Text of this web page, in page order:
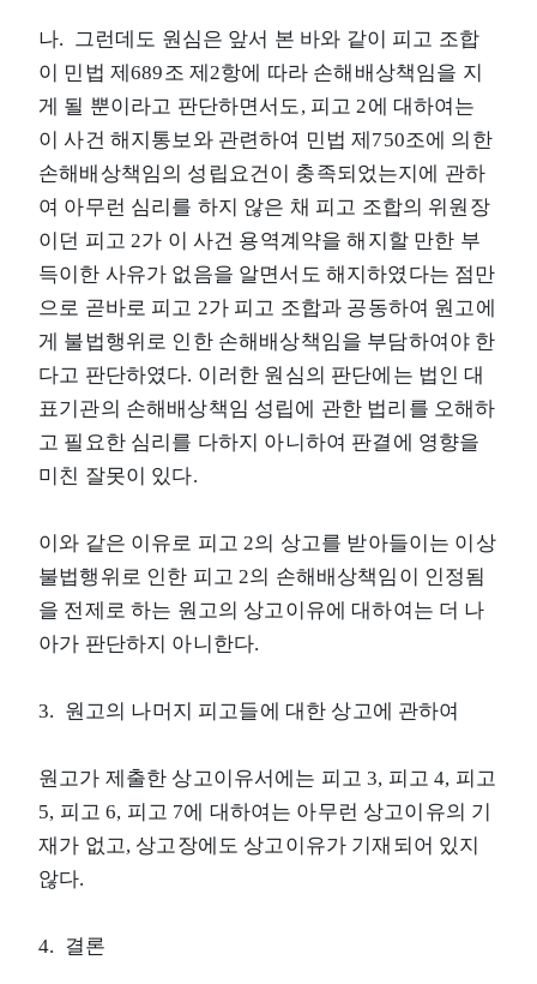
나. 그런데도 원심은 앞서 본 바와 같이 피고 조합
이 민법 제689조 제2항에 따라 손해배상책임을 지
게 될 뿐이라고 판단하면서도, 피고 2에 대하여는
이 사건 해지통보와 관련하여 민법 제750조에 의한
손해배상책임의 성립요건이 충족되었는지에 관하
여 아무런 심리를 하지 않은 채 피고 조합의 위원장
이던 피고 2가 이 사건 용역계약을 해지할 만한 부
득이한 사유가 없음을 알면서도 해지하였다는 점만
으로 곧바로 피고 2가 피고 조합과 공동하여 원고에
게 불법행위로 인한 손해배상책임을 부담하여야 한
다고 판단하였다. 이러한 원심의 판단에는 법인 대
표기관의 손해배상책임 성립에 관한 법리를 오해하
고 필요한 심리를 다하지 아니하여 판결에 영향을
미친 잘못이 있다.
이와 같은 이유로 피고 2의 상고를 받아들이는 이상
불법행위로 인한 피고 2의 손해배상책임이 인정됨
을 전제로 하는 원고의 상고이유에 대하여는 더 나
아가 판단하지 아니한다.
3. 원고의 나머지 피고들에 대한 상고에 관하여
원고가 제출한 상고이유서에는 피고 3, 피고 4, 피고
5, 피고 6, 피고 7에 대하여는 아무런 상고이유의 기
재가 없고, 상고장에도 상고이유가 기재되어 있지
않다.
4. 결론